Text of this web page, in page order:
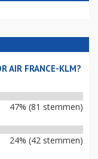
AIR FRANCE-KLM?
47% (81 stemmen)
24% (42 stemmen)